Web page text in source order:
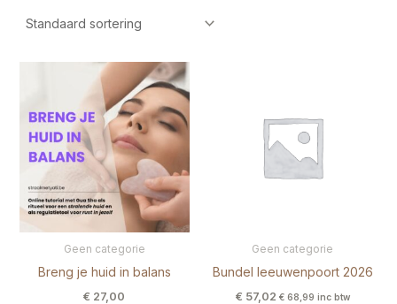
Geen categorie
Breng je huid in balans
€ 27,00
Geen categorie
Bundel leeuwenpoort 2026
€ 57,02 €68,99 inc btw